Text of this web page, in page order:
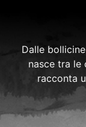
Dalle
nasce tra le
racconta